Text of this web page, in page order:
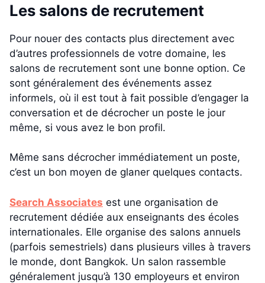
Les salons de recrutement
Pour nouer des contacts plus directement avec
d’autres professionnels de votre domaine, les
salons de recrutement sont une bonne option. Ce
sont généralement des événements assez
informels, où il est tout à fait possible d’engager la
conversation et de décrocher un poste le jour
même, si vous avez le bon profil.
Même sans décrocher immédiatement un poste,
c’est un bon moyen de glaner quelques contacts.
Search Associates est une organisation de
recrutement dédiée aux enseignants des écoles
internationales. Elle organise des salons annuels
(parfois semestriels) dans plusieurs villes à travers
le monde, dont Bangkok. Un salon rassemble
généralement jusqu’à 130 employeurs et environ